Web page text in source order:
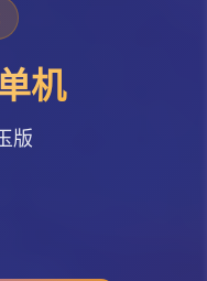
机
版